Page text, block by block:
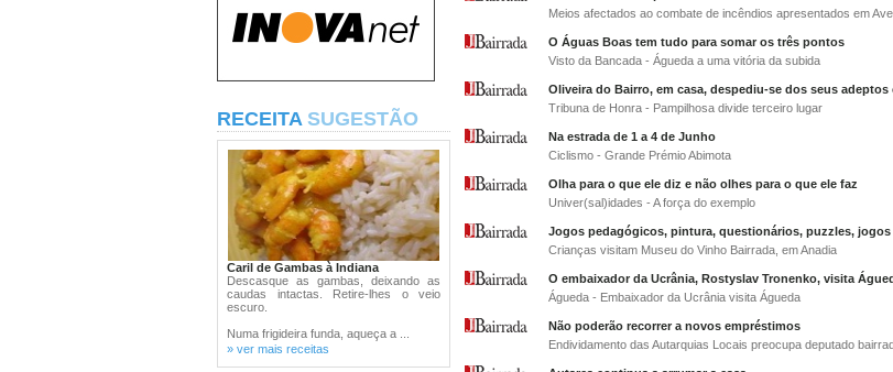
RECEITA SUGESTÃO
Caril de Gambas à Indiana
Descasque as gambas, deixando as
caudas intactas. Retire-lhes o veio
escuro.
Numa frigideira funda, aqueça a ...
» ver mais receitas
Meios afectados ao combate de incêndios apresentados em
O Águas Boas tem tudo para somar os três pontos
Visto da Bancada - Águeda a uma vitória da subida
Oliveira do Bairro, em casa, despediu-se dos seus
Tribuna de Honra - Pampilhosa divide terceiro lugar
Na estrada de 1 a 4 de Junho
Ciclismo - Grande Prémio Abimota
Olha para o que ele diz e não olhes para o que ele faz
Univer(sal)idades - A força do exemplo
Jogos pedagógicos, pintura, questionários, puzzles,
Crianças visitam Museu do Vinho Bairrada, em Anadia
O embaixador da Ucrânia, Rostyslav Tronenko, visita
Águeda - Embaixador da Ucrânia visita Águeda
Não poderão recorrer a novos empréstimos
Endividamento das Autarquias Locais preocupa deputado